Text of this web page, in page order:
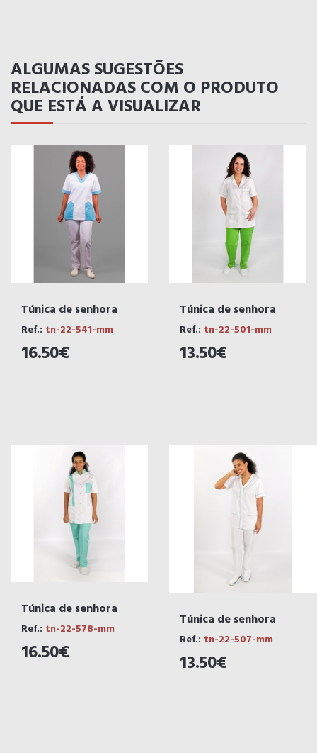
ALGUMAS SUGESTÕES
RELACIONADAS COM O PRODUTO
QUE ESTÁ A VISUALIZAR
Túnica de senhora
Ref.: tn-22-541-mm
16.50€
Túnica de senhora
Ref.: tn-22-501-mm
13.50€
Túnica de senhora
Ref.: tn-22-578-mm
16.50€
Túnica de senhora
Ref.: tn-22-507-mm
13.50€